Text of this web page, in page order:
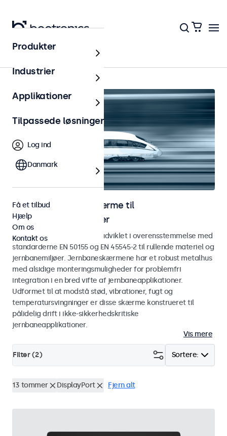
Jernbane
Skærme og touchskærme til
jernbaneapplikationer
Skærme og touchskærme udviklet i overensstemmelse med
standarderne EN 50155 og EN 45545-2 til rullende materiel og
jernbanemiljøer. Jernbaneskærmene har et robust metalhus
med alsidige monteringsmuligheder for problemfri
integration i en bred vifte af jernbaneapplikationer.
Udformet til at modstå stød, vibrationer, fugt og
temperatursvingninger er disse skærme konstrueret til
pålidelig drift i ikke-sikkerhedskritiske
jernbaneapplikationer.
Vis mere
Sortere:
Filter (2)
13 tommer DisplayPort Fjern alt
Produkter
Industrier
Applikationer
Tilpassede løsninger
Log ind
Danmark
Få et tilbud
Hjælp
Om os
Kontakt os